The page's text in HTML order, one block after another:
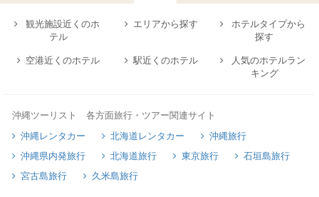
観光施設近くのホ
テル
エリアから探す
ホテルタイプから
探す
空港近くのホテル 駅近くのホテル
人気のホテルラン
キング
沖縄ツーリスト 各方面旅行・ツアー関連サイト
沖縄レンタカー
北海道レンタカー
沖縄旅行
沖縄県内発旅行
北海道旅行 東京旅行
石垣島旅行
宮古島旅行
久米島旅行